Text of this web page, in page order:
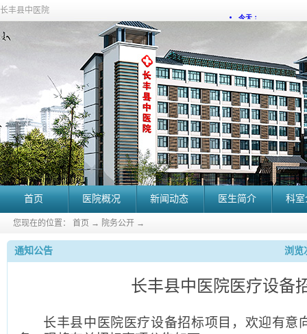
长丰县中医院
首页 医院概况 新闻动态 医生简介 科
您现在的位置： 首页 → 院务公开 →
通知公告 浏览
长丰县中医院医疗设备
长丰县中医院医疗设备招标项目，欢迎有意